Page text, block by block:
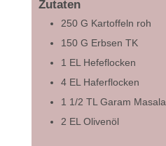
Zutaten
250 G Kartoffeln roh
150 G Erbsen TK
1 EL Hefeflocken
4 EL Haferflocken
1 1/2 TL Garam Masala
2 EL Olivenöl